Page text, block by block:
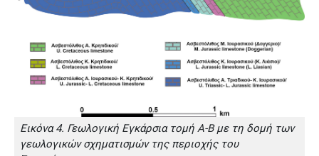
Εικόνα 4. Γεωλογική Εγκάρσια τομή Α-Β με τη δομή των
γεωλογικών σχηματισμών της περιοχής του